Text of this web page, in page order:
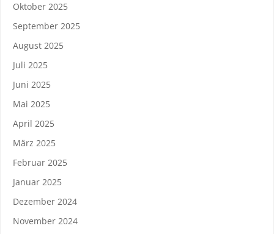
Oktober 2025
September 2025
August 2025
Juli 2025
Juni 2025
Mai 2025
April 2025
März 2025
Februar 2025
Januar 2025
Dezember 2024
November 2024